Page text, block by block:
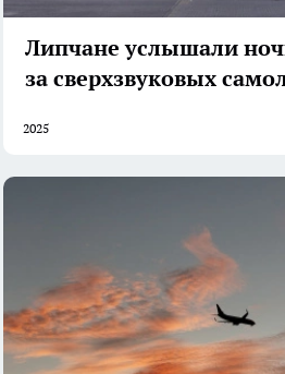
Липчане услышали
за сверхзвуковых
2025